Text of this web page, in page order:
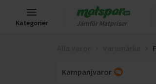
Kategorier Jämför Matpriser
Kampanjvaror